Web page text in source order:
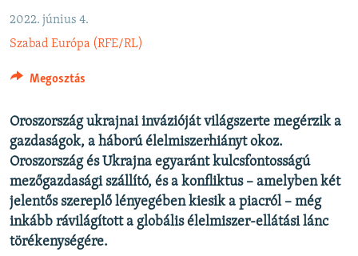
EURÓPAI UNIÓ
VILÁG
KLÍMAVÁLTOZÁS
KÖVESSEN MINKET!
Valamennyi RFE/RL weboldal
2022. június 4.
Szabad Európa (RFE/RL)
Megosztás
Oroszország ukrajnai invázióját világszerte megérzik a
gazdaságok, a háború élelmiszerhiányt okoz.
Oroszország és Ukrajna egyaránt kulcsfontosságú
mezőgazdasági szállító, és a konfliktus – amelyben két
jelentős szereplő lényegében kiesik a piacról – még
inkább rávilágított a globális élelmiszer-ellátási lánc
törékenységére.